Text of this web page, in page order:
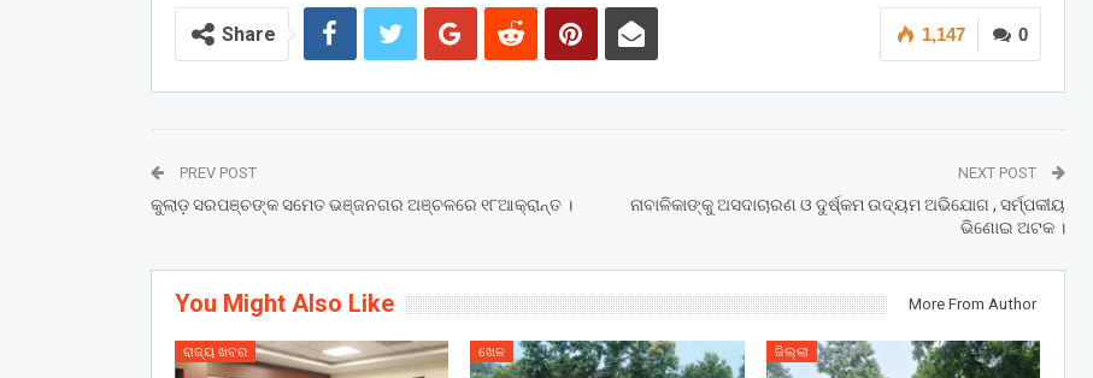
0
1,147
Share
PREV POST
କୁଲାଡ଼ ସରପଞ୍ଚଙ୍କ ସମେତ ଭଞ୍ଜନଗର ଅଞ୍ଚଳରେ ୧୮ଆକ୍ରାନ୍ତ ।
NEXT POST
ନାବାଳିକାଙ୍କୁ ଅସଦାଚାରଣ ଓ ଦୁର୍ଷ୍କମ ଉଦ୍ୟମ ଅଭିଯୋଗ , ସର୍ମ୍ପକୀୟ
ଭିଣୋଇ ଅଟକ ।
You Might Also Like More From Author
ରାଜ୍ୟ ଖବର ଖେଳ ଜିଲ୍ଲା